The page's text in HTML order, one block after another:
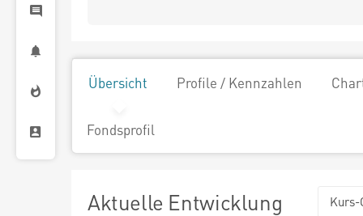
Übersicht Profile / Kennzahlen
Fondsprofil
Aktuelle Entwicklung Kurs-